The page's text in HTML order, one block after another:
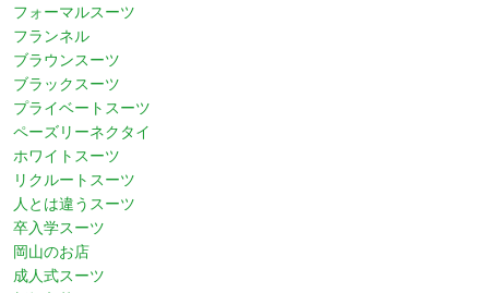
フォーマルスーツ
フランネル
ブラウンスーツ
ブラックスーツ
プライベートスーツ
ペーズリーネクタイ
ホワイトスーツ
リクルートスーツ
人とは違うスーツ
卒入学スーツ
岡山のお店
成人式スーツ